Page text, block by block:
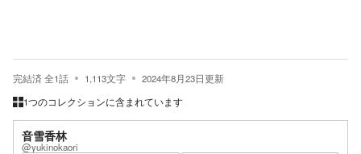
完結済全1話 1,113文字 2024年8月23日更新
1つのコレクションに含まれています
音雪香林
@yukinokaori